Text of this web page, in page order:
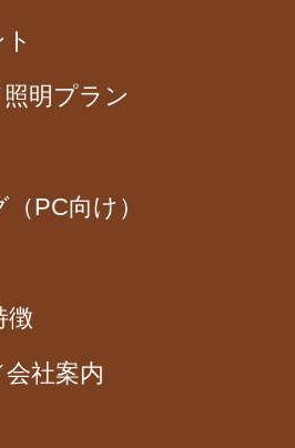
明プラン
PC向け）
徴
社案内